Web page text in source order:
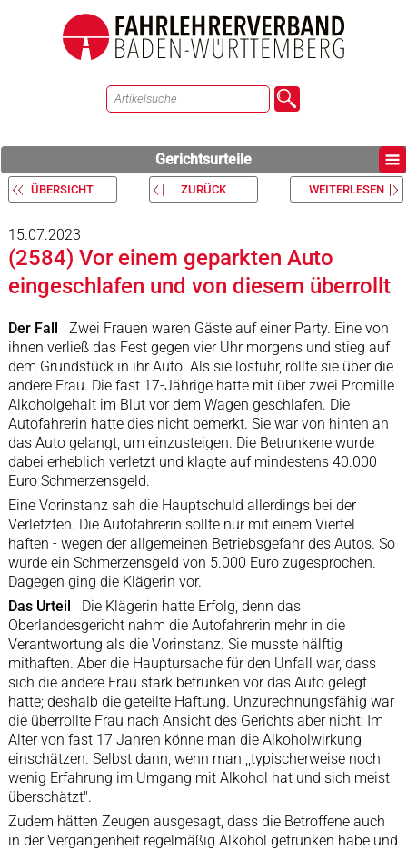
Gerichtsurteile
ÜBERSICHT ZURÜCK WEITERLESEN
15.07.2023
(2584) Vor einem geparkten Auto
eingeschlafen und von diesem überrollt
Der Fall
Zwei Frauen waren Gäste auf einer Party. Eine von
ihnen verließ das Fest gegen vier Uhr morgens und stieg auf
dem Grundstück in ihr Auto. Als sie losfuhr, rollte sie über die
andere Frau. Die fast 17-Jährige hatte mit über zwei Promille
Alkoholgehalt im Blut vor dem Wagen geschlafen. Die
Autofahrerin hatte dies nicht bemerkt. Sie war von hinten an
das Auto gelangt, um einzusteigen. Die Betrunkene wurde
dabei erheblich verletzt und klagte auf mindestens 40.000
Euro Schmerzensgeld.
Eine Vorinstanz sah die Hauptschuld allerdings bei der
Verletzten. Die Autofahrerin sollte nur mit einem Viertel
haften - wegen der allgemeinen Betriebsgefahr des Autos. So
wurde ein Schmerzensgeld von 5.000 Euro zugesprochen.
Dagegen ging die Klägerin vor.
Das Urteil
Die Klägerin hatte Erfolg, denn das
Oberlandesgericht nahm die Autofahrerin mehr in die
Verantwortung als die Vorinstanz. Sie musste hälftig
mithaften. Aber die Hauptursache für den Unfall war, dass
sich die andere Frau stark betrunken vor das Auto gelegt
hatte; deshalb die geteilte Haftung. Unzurechnungsfähig war
die überrollte Frau nach Ansicht des Gerichts aber nicht: Im
Alter von fast 17 Jahren könne man die Alkoholwirkung
einschätzen. Selbst dann, wenn man ,,typischerweise noch
wenig Erfahrung im Umgang mit Alkohol hat und sich meist
überschätzt".
Zudem hätten Zeugen ausgesagt, dass die Betroffene auch
in der Vergangenheit regelmäßig Alkohol getrunken habe und